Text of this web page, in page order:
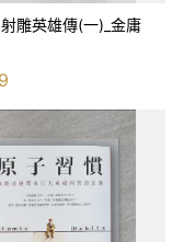
射雕英雄傳(一)_金庸